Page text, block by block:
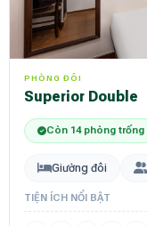
PHÒNG ĐÔI
Superior Double
Còn 14 phòng trống
Giường đôi
TIỆN ÍCH NỔI BẬT